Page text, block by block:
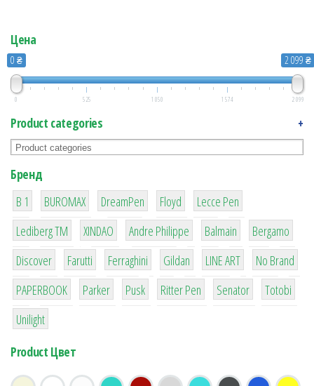
Цена
0 ₴ 2 099 ₴
0 525 1 050 1 574 2 099
Product categories +
Бренд
B 1
1
BUROMAX
1
DreamPen
2
Floyd
2
Lecce Pen
3
Lediberg ТМ
3
XINDAO
1
Andre Philippe
4
Balmain
26
Bergamo
64
Discover
299
Farutti
4
Ferraghini
42
Gildan
4
LINE ART
90
No Brand
8
PAPERBOOK
6
Parker
2
Pusk
22
Ritter Pen
15
Senator
43
Totobi
1
Unilight
Product Цвет